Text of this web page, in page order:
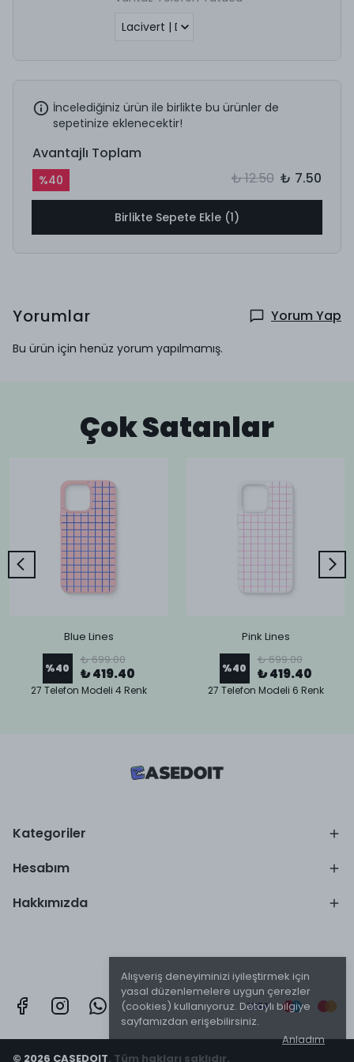
Alışveriş deneyiminizi iyileştirmek için
yasal düzenlemelere uygun çerezler
(cookies) kullanıyoruz. Detaylı bilgiye
sayfamızdan erişebilirsiniz.
Anladım
İncelediğiniz ürün ile birlikte bu ürünler de
sepetinize eklenecektir!
Avantajlı Toplam
%40 ₺ 12.50 ₺ 7.50
Birlikte Sepete Ekle (1)
Yorumlar Yorum Yap
Bu ürün için henüz yorum yapılmamış.
Çok Satanlar
Blue Lines
%40
₺ 699.00
₺ 419.40
27 Telefon Modeli 4 Renk
Pink Lines
%40
₺ 699.00
₺ 419.40
27 Telefon Modeli 6 Renk
Kategoriler
Hesabım
Hakkımızda
© 2026 CASEDOIT. Tüm hakları saklıdır.